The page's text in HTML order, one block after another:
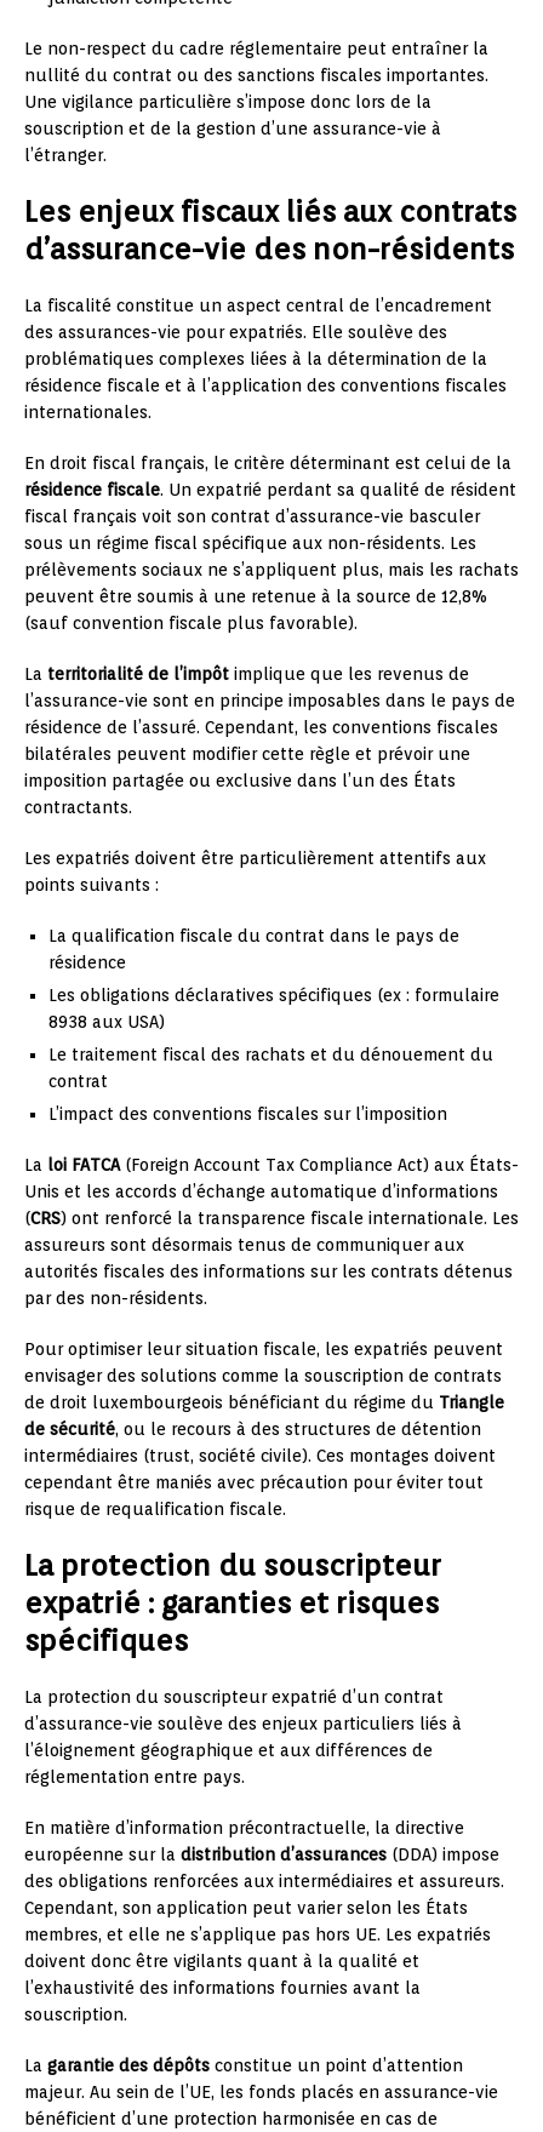
Le non-respect du cadre réglementaire peut entraîner la
nullité du contrat ou des sanctions fiscales importantes.
Une vigilance particulière s’impose donc lors de la
souscription et de la gestion d’une assurance-vie à
l’étranger.
Les enjeux fiscaux liés aux contrats
d’assurance-vie des non-résidents
La fiscalité constitue un aspect central de l’encadrement
des assurances-vie pour expatriés. Elle soulève des
problématiques complexes liées à la détermination de la
résidence fiscale et à l’application des conventions fiscales
internationales.
En droit fiscal français, le critère déterminant est celui de la
résidence fiscale. Un expatrié perdant sa qualité de résident
fiscal français voit son contrat d’assurance-vie basculer
sous un régime fiscal spécifique aux non-résidents. Les
prélèvements sociaux ne s’appliquent plus, mais les rachats
peuvent être soumis à une retenue à la source de 12,8%
(sauf convention fiscale plus favorable).
La territorialité de l’impôt implique que les revenus de
l’assurance-vie sont en principe imposables dans le pays de
résidence de l’assuré. Cependant, les conventions fiscales
bilatérales peuvent modifier cette règle et prévoir une
imposition partagée ou exclusive dans l’un des États
contractants.
Les expatriés doivent être particulièrement attentifs aux
points suivants :
La qualification fiscale du contrat dans le pays de
résidence
Les obligations déclaratives spécifiques (ex : formulaire
8938 aux USA)
Le traitement fiscal des rachats et du dénouement du
contrat
L’impact des conventions fiscales sur l’imposition
La loi FATCA(Foreign Account Tax Compliance Act) aux États-
Unis et les accords d’échange automatique d’informations
(CRS) ont renforcé la transparence fiscale internationale. Les
assureurs sont désormais tenus de communiquer aux
autorités fiscales des informations sur les contrats détenus
par des non-résidents.
Pour optimiser leur situation fiscale, les expatriés peuvent
envisager des solutions comme la souscription de contrats
de droit luxembourgeois bénéficiant du régime du Triangle
de sécurité, ou le recours à des structures de détention
intermédiaires (trust, société civile). Ces montages doivent
cependant être maniés avec précaution pour éviter tout
risque de requalification fiscale.
La protection du souscripteur
expatrié : garanties et risques
spécifiques
La protection du souscripteur expatrié d’un contrat
d’assurance-vie soulève des enjeux particuliers liés à
l’éloignement géographique et aux différences de
réglementation entre pays.
En matière d’information précontractuelle, la directive
européenne sur la distribution d’assurances (DDA) impose
des obligations renforcées aux intermédiaires et assureurs.
Cependant, son application peut varier selon les États
membres, et elle ne s’applique pas hors UE. Les expatriés
doivent donc être vigilants quant à la qualité et
l’exhaustivité des informations fournies avant la
souscription.
La garantie des dépôts constitue un point d’attention
majeur. Au sein de l’UE, les fonds placés en assurance-vie
bénéficient d’une protection harmonisée en cas de